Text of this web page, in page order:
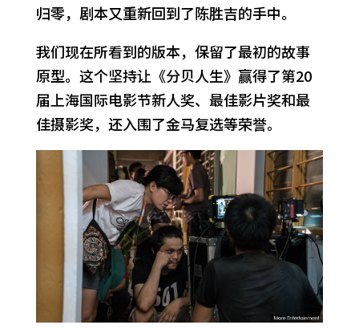
归零，剧本又重新回到了陈胜吉的手中。
我们现在所看到的版本，保留了最初的故事
原型。这个坚持让《分贝人生》赢得了第20
届上海国际电影节新人奖、最佳影片奖和最
佳摄影奖，还入围了金马复选等荣誉。